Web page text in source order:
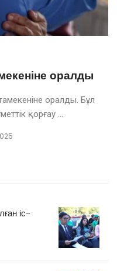
оралды
оралды. Бұл
қорғау ...
іс-